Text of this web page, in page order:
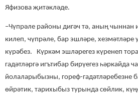
Яфизова җитәкләде.
–Чүпрәле районы дигәч тә, аның чыннан
килеп, чүпрәле, бар эшләре,
күрәбез. Күркәм эшләрегез күренеп
гадәтләргә игътибар бирүегез һәркайда
йолаларыбызны, гореф-гадәтләребезне
өйрәтик, тарихыбыз турында сөйлик,